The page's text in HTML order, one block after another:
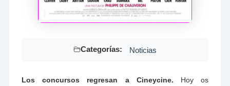
Categorías: Noticias
Los concursos regresan a Cineycine. Hoy os